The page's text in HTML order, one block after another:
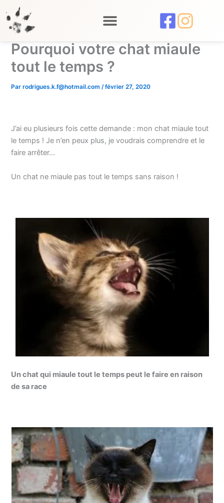
au
contenu
Pourquoi votre chat miaule
tout le temps ?
Parrodrigues.k.f@hotmail.com/février 27, 2020
J’ai eu plusieurs fois cette demande : mon chat miaule tout
le temps ! Je n’en peux plus, je voudrais comprendre et le
faire arrêter…
Un chat ne miaule pas tout le temps sans raison !
Un chat qui miaule tout le temps peut le faire en raison
de sa race